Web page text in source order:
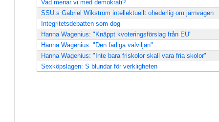
Vad menar vi med demokrati?
SSU:s Gabriel Wikström intellektuellt ohederlig om järnvägen
Integritetsdebatten som dog
Hanna Wagenius: "Knäppt kvoteringsförslag från EU"
Hanna Wagenius: "Den farliga välviljan"
Hanna Wagenius: "Inte bara friskolor skall vara fria skolor"
Sexköpslagen: S blundar för verkligheten